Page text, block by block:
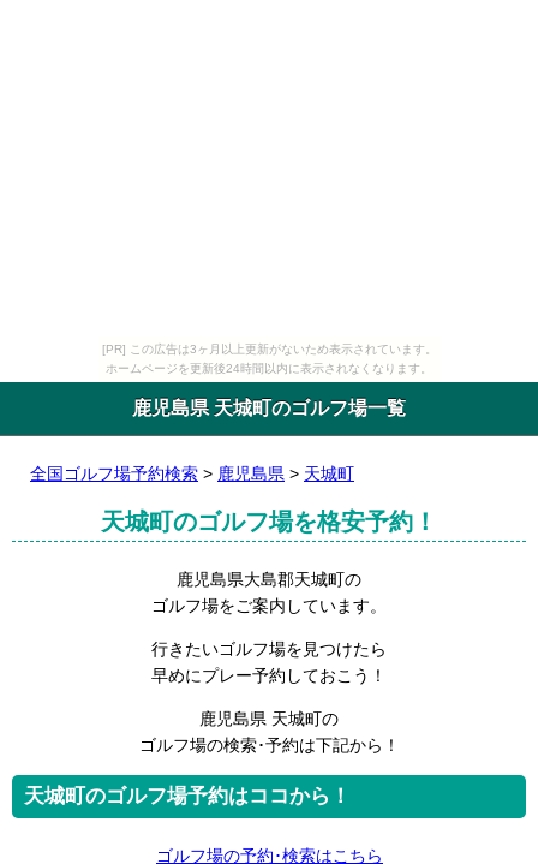
[PR] この広告は3ヶ月以上更新がないため表示されています。
ホームページを更新後24時間以内に表示されなくなります。
鹿児島県 天城町のゴルフ場一覧
全国ゴルフ場予約検索 > 鹿児島県 > 天城町
天城町のゴルフ場を格安予約！
鹿児島県大島郡天城町の
ゴルフ場をご案内しています。
行きたいゴルフ場を見つけたら
早めにプレー予約しておこう！
鹿児島県 天城町の
ゴルフ場の検索･予約は下記から！
天城町のゴルフ場予約はココから！
ゴルフ場の予約･検索はこちら